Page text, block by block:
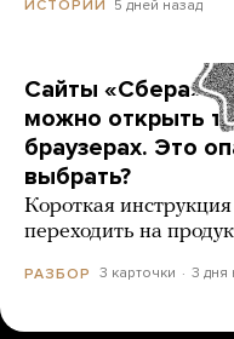
ИСТОРИИ 5 дней назад
Сайты «Сбера» и
можно открыть
браузерах. Это
выбрать?
Короткая
переходить на
РАЗБОР 3 карточки 3 дня